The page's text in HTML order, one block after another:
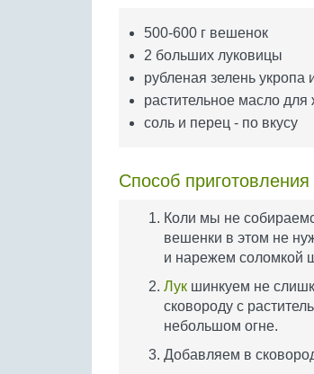
500-600 г вешенок
2 больших луковицы
рубленая зелень укропа
растительное масло для
соль и перец - по вкусу
Способ приготовления
Коли мы не
вешенки в этом не
и нарежем соломкой
Лук шинкуем не
сковороду с
небольшом огне.
Добавляем в